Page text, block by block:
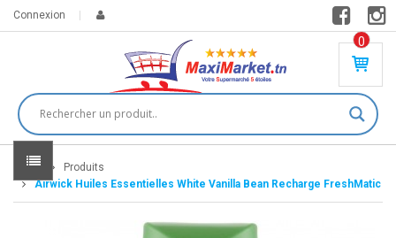
Connexion
0
PR
DU
IT(
S)
0
Home
Produits
Airwick Huiles Essentielles White Vanilla Bean Recharge FreshMatic